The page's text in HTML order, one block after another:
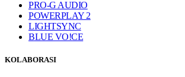
PRO-G AUDIO
POWERPLAY 2
LIGHTSYNC
BLUE VO!CE
KOLABORASI